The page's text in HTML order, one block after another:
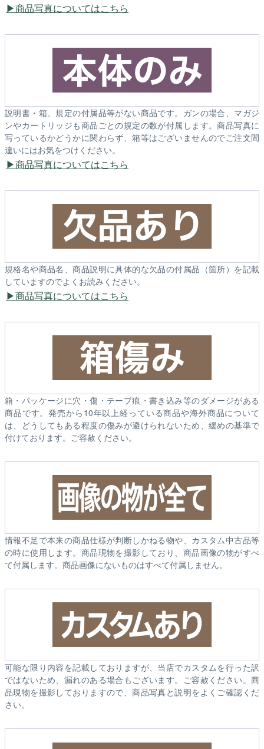
商品写真についてはこちら
説明書・箱、規定の付属品等がない商品です。ガンの場合、マガジ
ンやカートリッジも商品ごとの規定の数が付属します。商品写真に
写っているかどうかに関わらず、箱等はございませんのでご注文間
違いにはお気をつけください。
商品写真についてはこちら
規格名や商品名、商品説明に具体的な欠品の付属品（箇所）を記載
していますのでよくお読みください。
商品写真についてはこちら
箱・パッケージに穴・傷・テープ痕・書き込み等のダメージがある
商品です。発売から10年以上経っている商品や海外商品について
は、どうしてもある程度の傷みが避けられないため、緩めの基準で
付けております。ご容赦ください。
情報不足で本来の商品仕様が判断しかねる物や、カスタム中古品等
の時に使用します。商品現物を撮影しており、商品画像の物がすべ
て付属します。商品画像にないものはすべて付属しません。
可能な限り内容を記載しておりますが、当店でカスタムを行った訳
ではないため、漏れのある場合もございます。ご容赦ください。商
品現物を撮影しておりますので、商品写真と説明をよくご確認くだ
さい。